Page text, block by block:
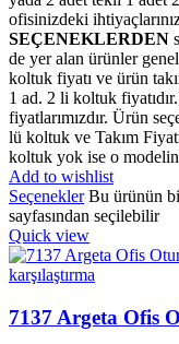
ofisinizdeki
SEÇENEKLERDEN
de yer alan ürünler
koltuk fiyatı ve ürün
1 ad. 2 li koltuk
fiyatlarımızdır. Ürün
lü koltuk ve Takım
koltuk yok ise o
Add to wishlist
Seçenekler Bu ürünün
sayfasından seçilebilir
Quick view
karşılaştırma
7137 Argeta Ofis